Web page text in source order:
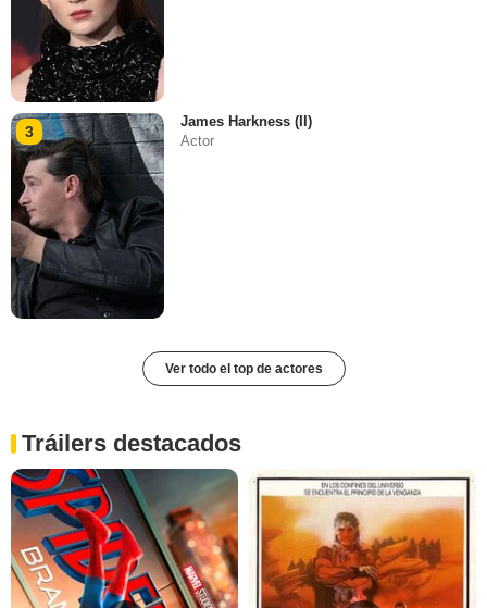
3
James Harkness (II)
Actor
Ver todo el top de actores
Tráilers destacados